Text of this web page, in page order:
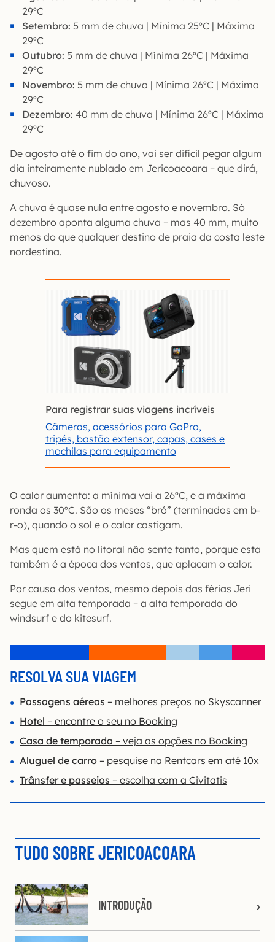
29ºC
Setembro: 5 mm de chuva | Mínima 25ºC | Máxima
29ºC
Outubro: 5 mm de chuva | Mínima 26ºC | Máxima
29ºC
Novembro: 5 mm de chuva | Mínima 26ºC | Máxima
29ºC
Dezembro: 40 mm de chuva | Mínima 26ºC | Máxima
29ºC
De agosto até o fim do ano, vai ser difícil pegar algum
dia inteiramente nublado em Jericoacoara – que dirá,
chuvoso.
A chuva é quase nula entre agosto e novembro. Só
dezembro aponta alguma chuva – mas 40 mm, muito
menos do que qualquer destino de praia da costa leste
nordestina.
Para registrar suas viagens incríveis
Câmeras, acessórios para GoPro,
tripés, bastão extensor, capas, cases e
mochilas para equipamento
O calor aumenta: a mínima vai a 26ºC, e a máxima
ronda os 30ºC. São os meses “bró” (terminados em b-
r-o), quando o sol e o calor castigam.
Mas quem está no litoral não sente tanto, porque esta
também é a época dos ventos, que aplacam o calor.
Por causa dos ventos, mesmo depois das férias Jeri
segue em alta temporada – a alta temporada do
windsurf e do kitesurf.
RESOLVA SUA VIAGEM
Passagens aéreas – melhores preços no Skyscanner
Hotel – encontre o seu no Booking
Casa de temporada – veja as opções no Booking
Aluguel de carro – pesquise na Rentcars em até 10x
Trânsfer e passeios – escolha com a Civitatis
TUDO SOBRE JERICOACOARA
INTRODUÇÃO